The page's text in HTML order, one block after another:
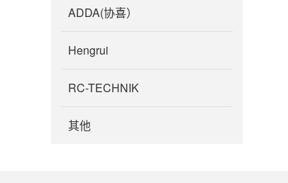
ADDA(协喜）
Hengrui
RC-TECHNIK
其他